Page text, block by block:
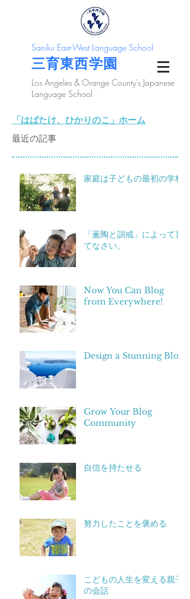
三育東西学園
Los Angeles & Orange County's Japanese
Language School
Saniku East-West Language School
「はばたけ、ひかりのこ」ホーム
最近の記事
家庭は子どもの最初の学校
「薫陶と訓戒」によって育
てなさい。
Now You Can Blog
from Everywhere!
Design a Stunning Blog
Grow Your Blog
Community
自信を持たせる
努力したことを褒める
こどもの人生を変える親子
の会話